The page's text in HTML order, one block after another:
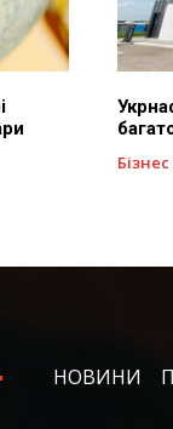
Бізнес
НОВИНИ